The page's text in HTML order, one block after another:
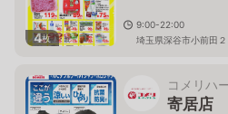
4枚
9:00-22:00
埼玉県深谷市小前田２
コメリハ
寄居店